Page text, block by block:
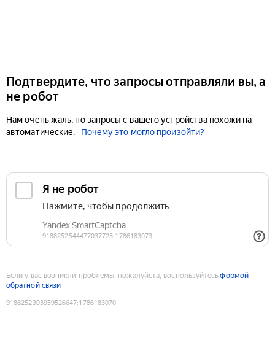
Подтвердите, что запросы отправляли вы, а
не робот
Нам очень жаль, но запросы с вашего устройства похожи на
автоматические.
Почему это могло произойти?
Если у вас возникли проблемы, пожалуйста, воспользуйтесьформой
обратной связи
9188252303959526647:1786183070